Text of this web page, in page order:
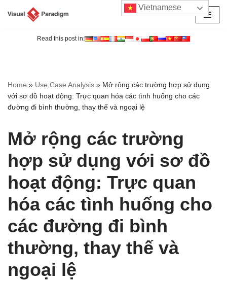
Read this post in:
Home » Use Case Analysis » Mở rộng các trường hợp sử dụng
với sơ đồ hoạt động: Trực quan hóa các tình huống cho các
đường đi bình thường, thay thế và ngoại lệ
Mở rộng các trường
hợp sử dụng với sơ đồ
hoạt động: Trực quan
hóa các tình huống cho
các đường đi bình
thường, thay thế và
ngoại lệ
Vietnamese